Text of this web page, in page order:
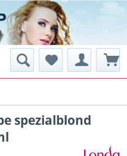
spezialblond